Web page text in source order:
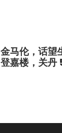
金马伦，话望
登嘉楼，关丹